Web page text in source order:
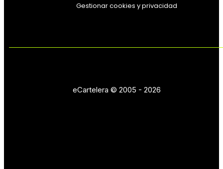
Gestionar cookies y privacidad
eCartelera © 2005 - 2026